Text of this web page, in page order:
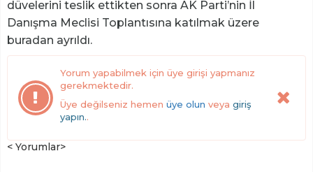
düvelerini teslik ettikten sonra AK Parti’nin İl
Danışma Meclisi Toplantısına katılmak üzere
buradan ayrıldı.
Yorum yapabilmek için üye girişi yapmanız
gerekmektedir.
Üye değilseniz hemen üye olun veya giriş
yapın..
< Yorumlar>